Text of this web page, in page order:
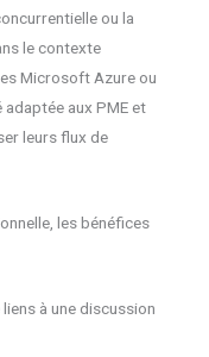
ou la
le contexte
Microsoft Azure ou
aux PME et
leurs flux de
les bénéfices
à une discussion